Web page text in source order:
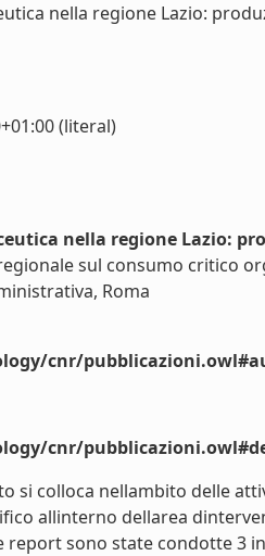
nella regione Lazio:
(literal)
nella regione Lazio:
sul consumo critico
Roma
cnr/
cnr/
si colloca nellambito delle
allinterno dellarea
report sono state condotte 3